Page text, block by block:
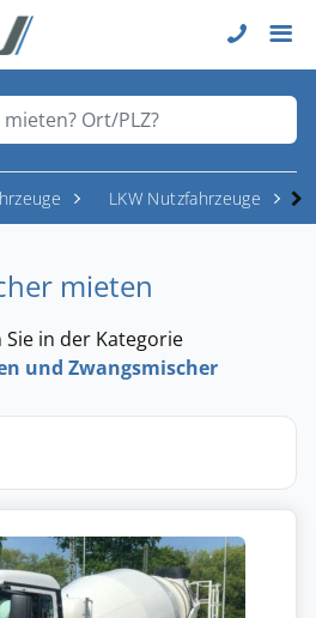
Ort/PLZ?
LKW Nutzfahrzeuge
mieten
in der Kategorie
und Zwangsmischer